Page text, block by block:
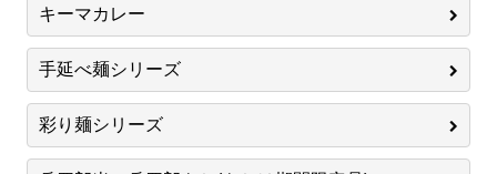
キーマカレー
手延べ麺シリーズ
彩り麺シリーズ